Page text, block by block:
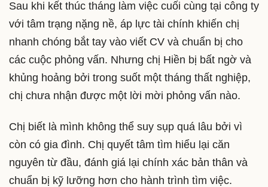
Sau khi kết thúc tháng làm việc cuối cùng tại công ty
với tâm trạng nặng nề, áp lực tài chính khiến chị
nhanh chóng bắt tay vào viết CV và chuẩn bị cho
các cuộc phỏng vấn. Nhưng chị Hiền bị bất ngờ và
khủng hoảng bởi trong suốt một tháng thất nghiệp,
chị chưa nhận được một lời mời phỏng vấn nào.
Chị biết là mình không thể suy sụp quá lâu bởi vì
còn có gia đình. Chị quyết tâm tìm hiểu lại căn
nguyên từ đầu, đánh giá lại chính xác bản thân và
chuẩn bị kỹ lưỡng hơn cho hành trình tìm việc.